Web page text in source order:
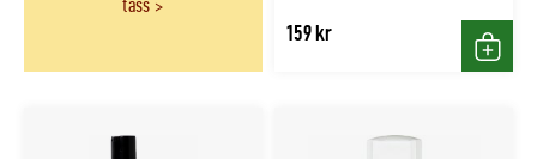
tass
159 kr
Köp